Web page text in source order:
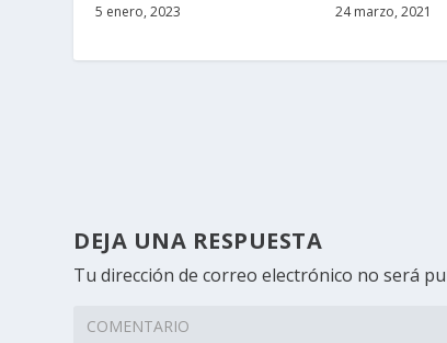
5 enero, 2023 24 marzo, 2021
DEJA UNA RESPUESTA
Tu dirección de correo electrónico no será